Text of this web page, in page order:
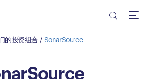
的投资组合 / SonarSource